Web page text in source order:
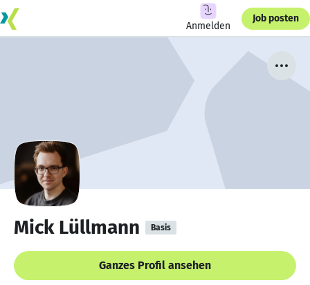
Anmelden
Job posten
Mick Lüllmann Basis
Ganzes Profil ansehen